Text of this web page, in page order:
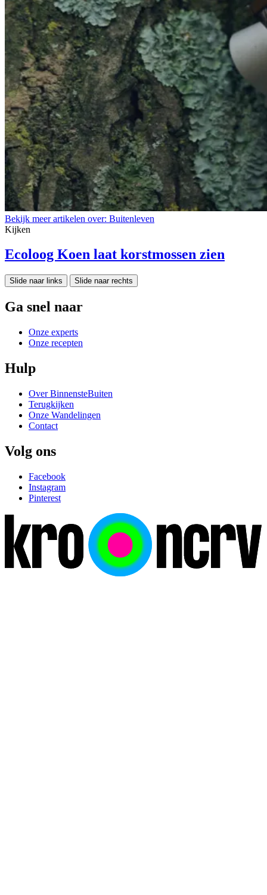
Bekijk meer artikelen over: Buitenleven
Kijken
Ecoloog Koen laat korstmossen zien
Slide naar links Slide naar rechts
Ga snel naar
Onze experts
Onze recepten
Hulp
Over BinnensteBuiten
Terugkijken
Onze Wandelingen
Contact
Volg ons
Facebook
Instagram
Pinterest